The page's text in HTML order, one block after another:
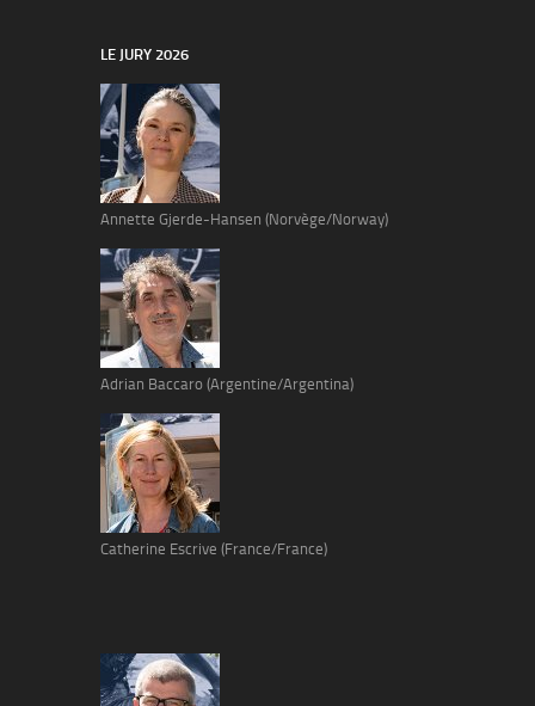
LE JURY 2026
Annette Gjerde-Hansen (Norvège/Norway)
Adrian Baccaro (Argentine/Argentina)
Catherine Escrive (France/France)